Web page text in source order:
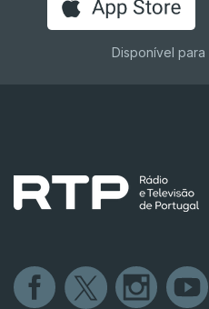
Disponível para